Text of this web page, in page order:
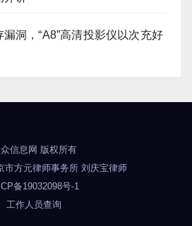
洞，“A8”高清投影仪以次充好
信息网 版权所有
市方元律师事务所 刘庆宝律师
备19032098号-1
工作人员查询